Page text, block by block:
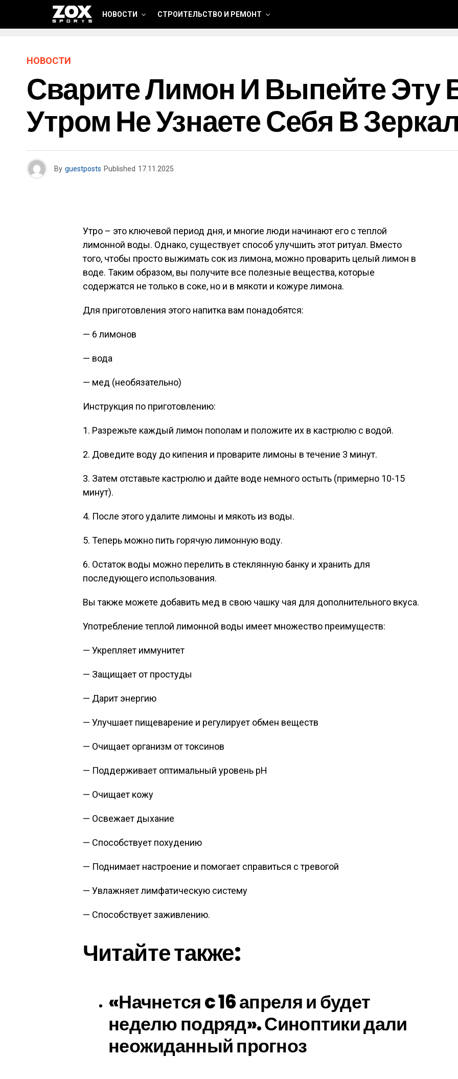
НОВОСТИ СТРОИТЕЛЬСТВО И РЕМОНТ
НОВОСТИ
Сварите Лимон И Выпейте Эту
Утром Не Узнаете Себя В
By guestposts Published 17.11.2025
Утро – это ключевой период дня, и многие люди начинают его с теплой
лимонной воды. Однако, существует способ улучшить этот ритуал. Вместо
того, чтобы просто выжимать сок из лимона, можно проварить целый лимон в
воде. Таким образом, вы получите все полезные вещества, которые
содержатся не только в соке, но и в мякоти и кожуре лимона.
Для приготовления этого напитка вам понадобятся:
— 6 лимонов
— вода
— мед (необязательно)
Инструкция по приготовлению:
1. Разрежьте каждый лимон пополам и положите их в кастрюлю с водой.
2. Доведите воду до кипения и проварите лимоны в течение 3 минут.
3. Затем отставьте кастрюлю и дайте воде немного остыть (примерно 10-15
минут).
4. После этого удалите лимоны и мякоть из воды.
5. Теперь можно пить горячую лимонную воду.
6. Остаток воды можно перелить в стеклянную банку и хранить для
последующего использования.
Вы также можете добавить мед в свою чашку чая для дополнительного вкуса.
Употребление теплой лимонной воды имеет множество преимуществ:
— Укрепляет иммунитет
— Защищает от простуды
— Дарит энергию
— Улучшает пищеварение и регулирует обмен веществ
— Очищает организм от токсинов
— Поддерживает оптимальный уровень pH
— Очищает кожу
— Освежает дыхание
— Способствует похудению
— Поднимает настроение и помогает справиться с тревогой
— Увлажняет лимфатическую систему
— Способствует заживлению.
Читайте также:
«Начнется c 16 апреля и будет
неделю подряд». Синоптики дали
неожиданный прогноз